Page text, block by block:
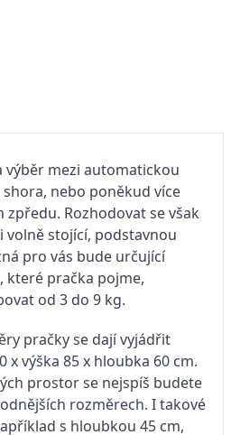
výběr mezi automatickou
nebo poněkud více
zpředu. Rozhodovat se však
volně stojící, podstavnou
pro vás bude určující
které pračka pojme,
od 3 do 9 kg.
pračky se dají vyjádřit
x výška 85 x hloubka 60 cm.
prostor se nejspíš budete
rozměrech. I takové
s hloubkou 45 cm,